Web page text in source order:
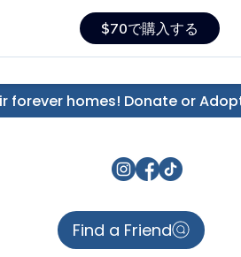
$70で購入する